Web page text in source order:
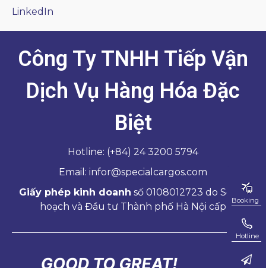
Booking
Hotline
LinkedIn
Công Ty TNHH Tiếp Vận
Dịch Vụ Hàng Hóa Đặc
Biệt
Hotline: (+84) 24 3200 5794
Email: infor@specialcargos.com
Giấy phép kinh doanh số 0108012723 do Sở Kế
hoạch và Đầu tư Thành phố Hà Nội cấp